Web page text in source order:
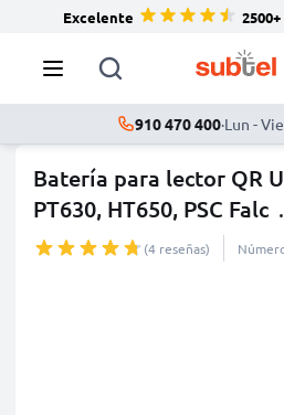
Excelente 2500+
910 470 400·Lun -
Batería para lector QR
PT630, HT650, PSC Falc
(4 reseñas)